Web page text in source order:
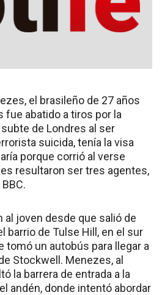
el brasileño de 27 años
fue abatido a tiros por la
de Londres al ser
suicida, tenía la visa
porque corrió al verse
resultaron ser tres agentes,
al joven desde que salió de
barrio de Tulse Hill, en el sur
tomó un autobús para llegar a
Stockwell. Menezes, al
la barrera de entrada a la
andén, donde intentó abordar